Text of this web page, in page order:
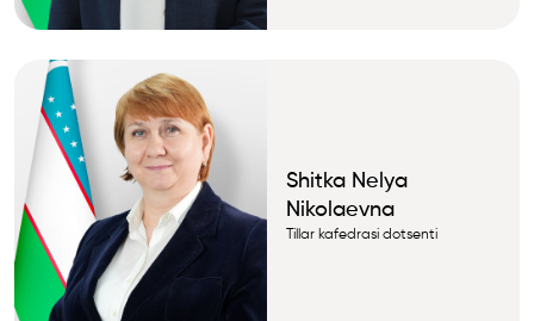
Shitka Nelya
Nikolaevna
Tillar kafedrasi dotsenti